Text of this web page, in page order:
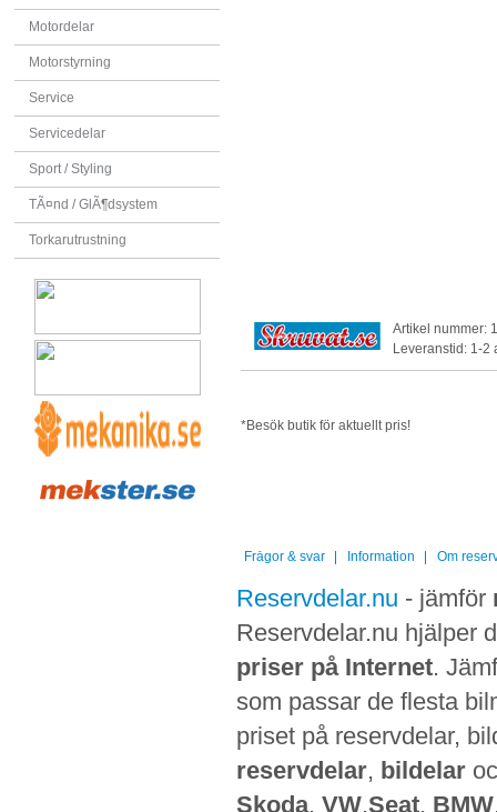
Motordelar
Motorstyrning
Service
Servicedelar
Sport / Styling
TÃ¤nd / GlÃ¶dsystem
Torkarutrustning
Artikel nummer:
Leveranstid: 1-2
*Besök butik för aktuellt pris!
Frågor & svar Information Om
Reservdelar.nu - jämför
Reservdelar.nu hjälper
priser på Internet.
som passar de flesta
priset på reservdelar,
reservdelar, bildelar
Skoda, VW,Seat, BMW